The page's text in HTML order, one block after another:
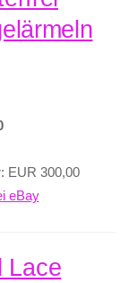
EUR 300,00
eBay
Lace